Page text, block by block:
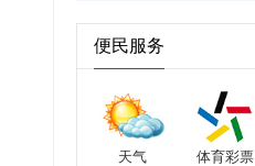
便民服务
天气 体育彩票